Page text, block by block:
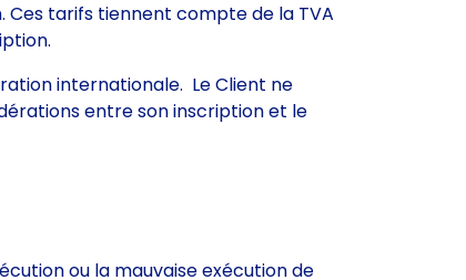
Ces tarifs tiennent compte de la TVA
internationale. Le Client ne
entre son inscription et le
ou la mauvaise exécution de